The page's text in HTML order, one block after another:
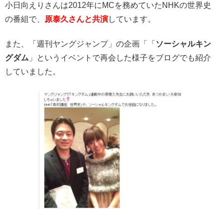
小日向えりさんは2012年にMCを務めていたNHKの世界史
の番組で、
原泰久さんと共演しています。
また、「週刊ヤングジャンプ」の企画「「 ソーシャルキン
グダム 」というイベントで再会した様子をブログでも紹介
していました。